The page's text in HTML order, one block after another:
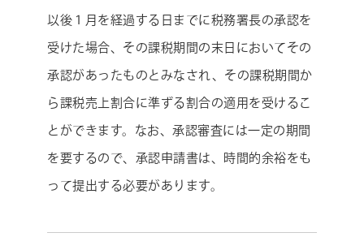
以後１月を経過する日までに税務署長の承認を
受けた場合、その課税期間の末日においてその
承認があったものとみなされ、その課税期間か
ら課税売上割合に準ずる割合の適用を受けるこ
とができます。なお、承認審査には一定の期間
を要するので、承認申請書は、時間的余裕をも
って提出する必要があります。